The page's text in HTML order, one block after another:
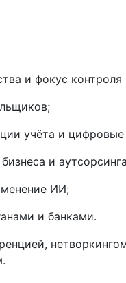
и фокус
учёта и
и
ИИ;
и банками.